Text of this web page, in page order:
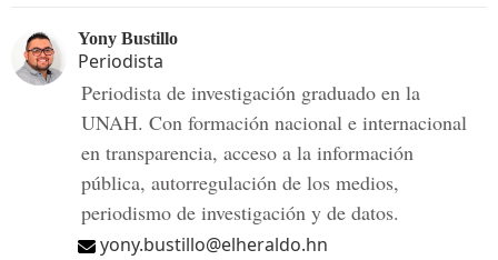
Yony Bustillo
Periodista
Periodista de investigación graduado en la
UNAH. Con formación nacional e internacional
en transparencia, acceso a la información
pública, autorregulación de los medios,
periodismo de investigación y de datos.
yony.bustillo@elheraldo.hn